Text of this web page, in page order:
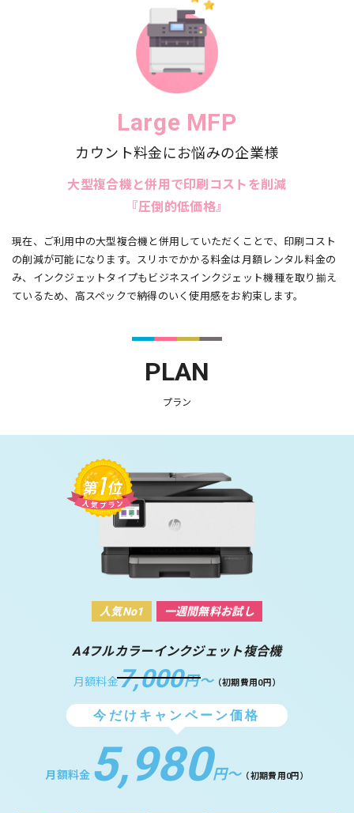
Large MFP
カウント料金にお悩みの企業様
大型複合機と併用で印刷コストを削減
『圧倒的低価格』
現在、ご利用中の大型複合機と併用していただくことで、印刷コスト
の削減が可能になります。スリホでかかる料金は月額レンタル料金の
み、インクジェットタイプもビジネスインクジェット機種を取り揃え
ているため、高スペックで納得のいく使用感をお約束します。
PLAN
プラン
人気No1 一週間無料お試し
A4フルカラーインクジェット複合機
月額料金7,000円〜（初期費用0円）
今だけキャンペーン価格
月額料金 5,980円〜（初期費用0円）